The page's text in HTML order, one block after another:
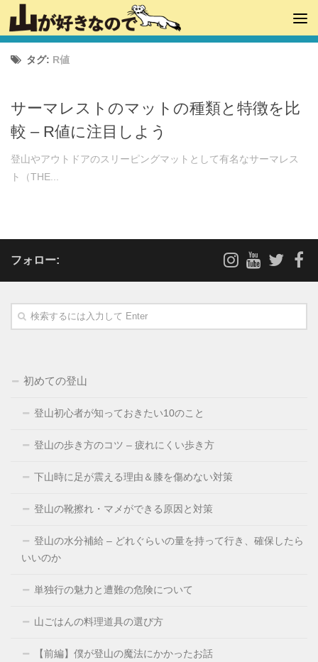
タグ: R値
サーマレストのマットの種類と特徴を比
較 – R値に注目しよう
登山やアウトドアのスリーピングマットとして有名なサーマレス
ト（THE...
フォロー:
初めての登山
登山初心者が知っておきたい10のこと
登山の歩き方のコツ – 疲れにくい歩き方
下山時に足が震える理由＆膝を傷めない対策
登山の靴擦れ・マメができる原因と対策
登山の水分補給 – どれぐらいの量を持って行き、確保したら
いいのか
単独行の魅力と遭難の危険について
山ごはんの料理道具の選び方
【前編】僕が登山の魔法にかかったお話